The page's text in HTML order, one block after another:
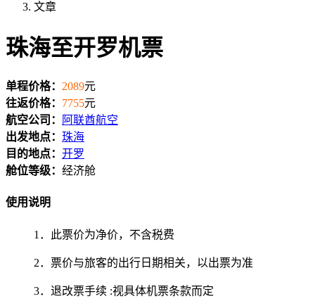
文章
珠海至开罗机票
单程价格： 2089元
往返价格： 7755元
航空公司：
阿联酋航空
出发地点： 珠海
目的地点： 开罗
舱位等级： 经济舱
使用说明
1．此票价为净价，不含税费
2．票价与旅客的出行日期相关，以出票为准
3．退改票手续 :视具体机票条款而定